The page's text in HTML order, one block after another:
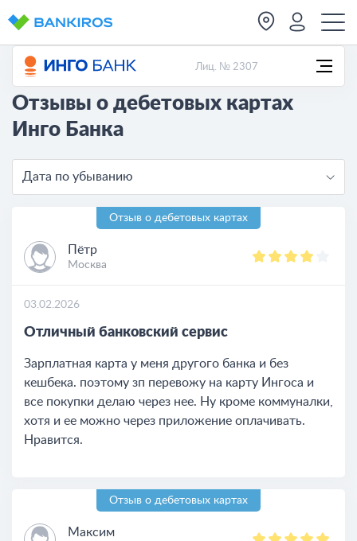
Лиц. № 2307
Отзывы о дебетовых картах
Инго Банка
Дата по убыванию
Отзыв о дебетовых картах
Пётр
Москва
03.02.2026
Отличный банковский сервис
Зарплатная карта у меня другого банка и без
кешбека. поэтому зп перевожу на карту Ингоса и
все покупки делаю через нее. Ну кроме коммуналки,
хотя и ее можно через приложение оплачивать.
Нравится.
Отзыв о дебетовых картах
Максим